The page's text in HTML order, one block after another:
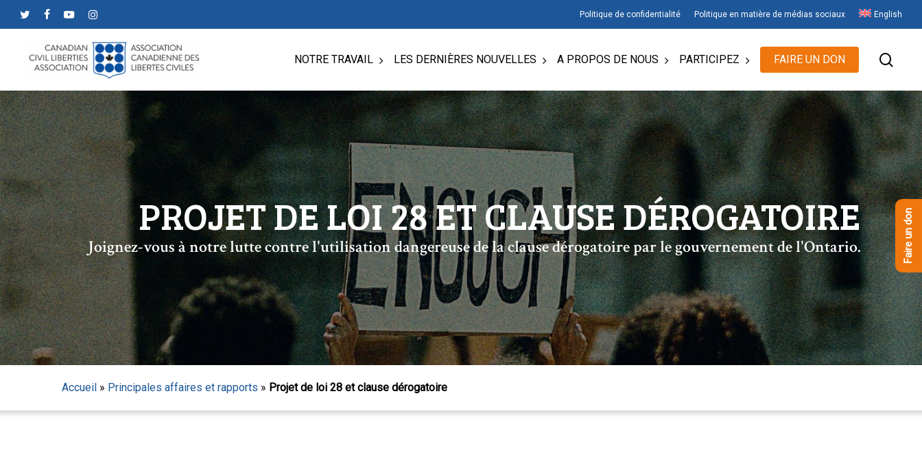
to
content
Politique de confidentialité Politique en matière de médias sociaux English
NOTRE TRAVAIL LES DERNIÈRES NOUVELLES A PROPOS DE NOUS PARTICIPEZ FAIRE UN DON
PROJET DE LOI 28 ET CLAUSE DÉROGATOIRE
Joignez-vous à notre lutte contre l'utilisation dangereuse de la clause dérogatoire par le gouvernement de l'Ontario.
Accueil » Principales affaires et rapports » Projet de loi 28 et clause dérogatoire
Faire un don